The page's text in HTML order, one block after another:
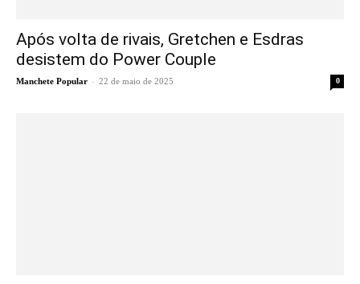
Após volta de rivais, Gretchen e Esdras
desistem do Power Couple
Manchete Popular - 22 de maio de 2025 0